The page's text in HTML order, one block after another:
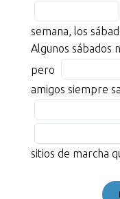
BLANK
of
trabajo
mucho
toda
la
Fill
in
the
blank
1
of
semana, los
Algunos sábados
pero Fill
in
the
blank
of
amigos siempre
sitios de marcha